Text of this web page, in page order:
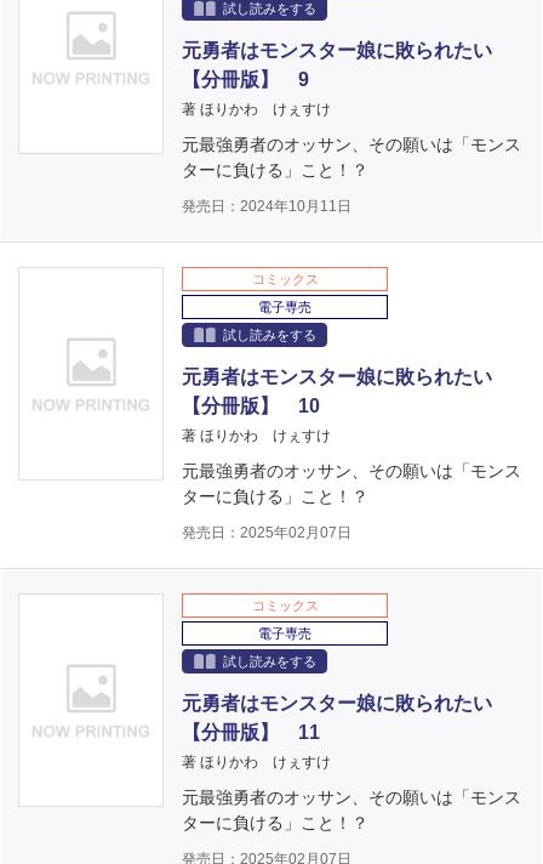
試し読みをする
元勇者はモンスター娘に敗られたい
【分冊版】 9
著 ほりかわ けぇすけ
元最強勇者のオッサン、その願いは「モンス
ターに負ける」こと！？
発売日：2024年10月11日
コミックス
電子専売
試し読みをする
元勇者はモンスター娘に敗られたい
【分冊版】 10
著 ほりかわ けぇすけ
元最強勇者のオッサン、その願いは「モンス
ターに負ける」こと！？
発売日：2025年02月07日
コミックス
電子専売
試し読みをする
元勇者はモンスター娘に敗られたい
【分冊版】 11
著 ほりかわ けぇすけ
元最強勇者のオッサン、その願いは「モンス
ターに負ける」こと！？
発売日：2025年02月07日